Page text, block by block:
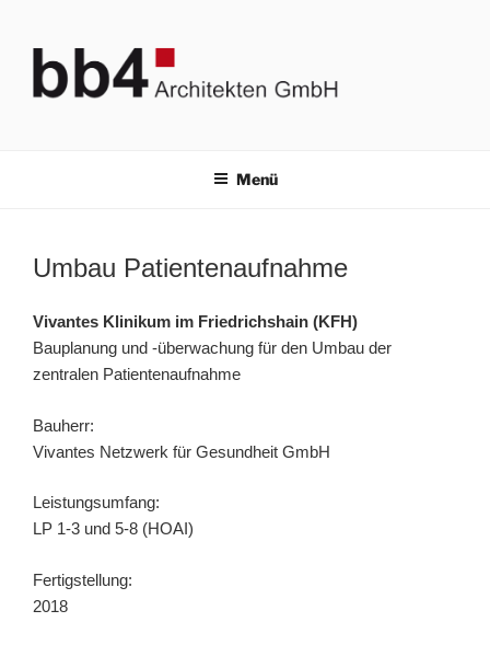
springen
Menü
Umbau Patientenaufnahme
Vivantes Klinikum im Friedrichshain (KFH)
Bauplanung und -überwachung für den Umbau der
zentralen Patientenaufnahme
Bauherr:
Vivantes Netzwerk für Gesundheit GmbH
Leistungsumfang:
LP 1-3 und 5-8 (HOAI)
Fertigstellung:
2018